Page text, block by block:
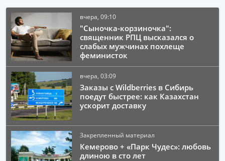
вчера, 09:10
"Сыночка-корзиночка":
священник РПЦ высказался о
слабых мужчинах похлеще
феминисток
вчера, 03:09
Заказы с Wildberries в Сибирь
поедут быстрее: как Казахстан
ускорит доставку
Закрепленный материал
Кемерово + «Парк Чудес»: любовь
длиною в сто лет